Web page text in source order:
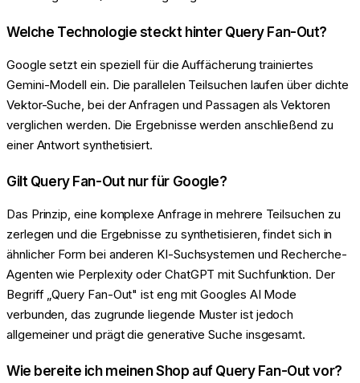
Welche Technologie steckt hinter Query Fan-Out?
Google setzt ein speziell für die Auffächerung trainiertes
Gemini-Modell ein. Die parallelen Teilsuchen laufen über dichte
Vektor-Suche, bei der Anfragen und Passagen als Vektoren
verglichen werden. Die Ergebnisse werden anschließend zu
einer Antwort synthetisiert.
Gilt Query Fan-Out nur für Google?
Das Prinzip, eine komplexe Anfrage in mehrere Teilsuchen zu
zerlegen und die Ergebnisse zu synthetisieren, findet sich in
ähnlicher Form bei anderen KI-Suchsystemen und Recherche-
Agenten wie Perplexity oder ChatGPT mit Suchfunktion. Der
Begriff „Query Fan-Out" ist eng mit Googles AI Mode
verbunden, das zugrunde liegende Muster ist jedoch
allgemeiner und prägt die generative Suche insgesamt.
Wie bereite ich meinen Shop auf Query Fan-Out vor?